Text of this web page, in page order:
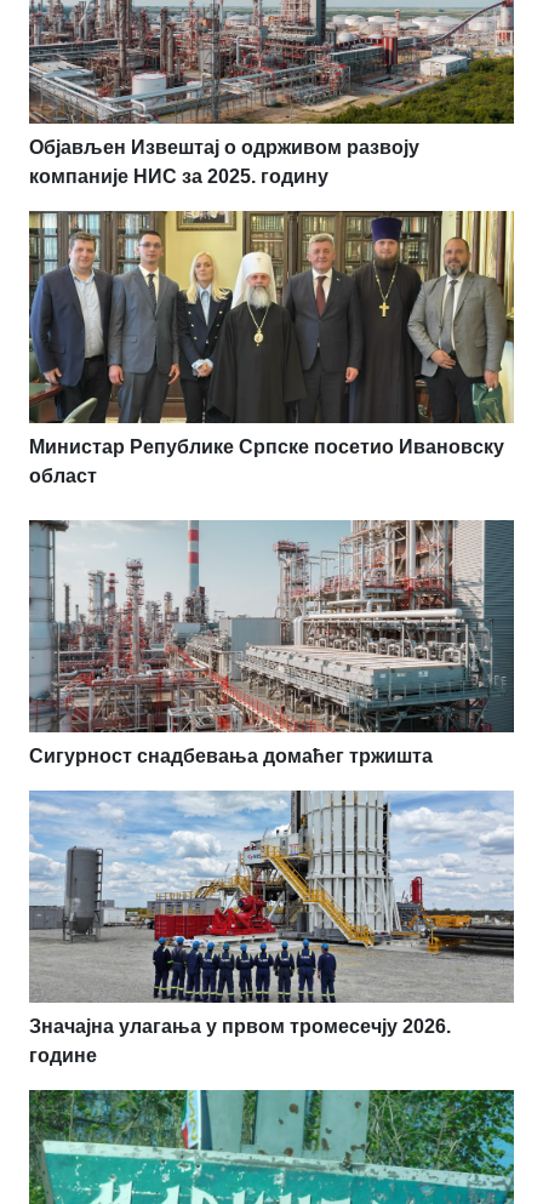
Објављен Извештај о одрживом развоју
компаније НИС за 2025. годину
Министар Републике Српске посетио Ивановску
област
Сигурност снадбевања домаћег тржишта
Значајна улагања у првом тромесечју 2026.
године